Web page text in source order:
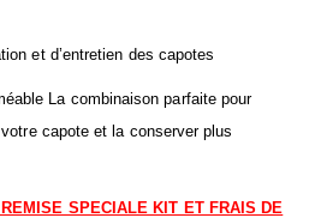
et d’entretien des capotes
La combinaison parfaite pour
capote et la conserver plus
SPECIALE KIT ET FRAIS DE